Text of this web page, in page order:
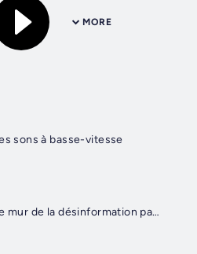
MORE
sons à basse-vitesse
Épisode # 225 : Le mur de la désinformation part 2